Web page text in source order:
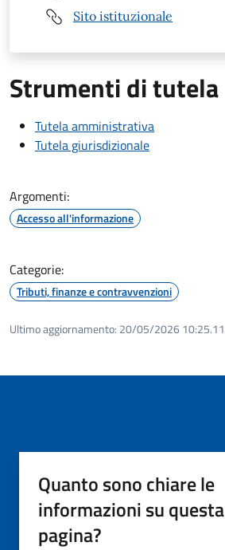
Sito istituzionale
Strumenti di tutela
Tutela amministrativa
Tutela giurisdizionale
Argomenti:
Accesso all'informazione
Categorie:
Tributi, finanze e contravvenzioni
Ultimo aggiornamento: 20/05/2026 10:25.11
Quanto sono chiare le
informazioni su questa
pagina?